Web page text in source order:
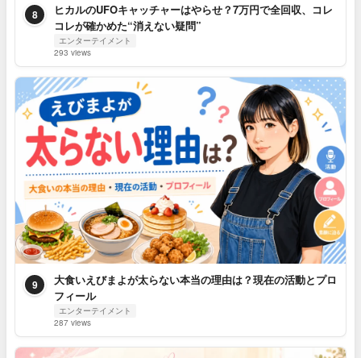
8
ヒカルのUFOキャッチャーはやらせ？7万円で全回収、コレ
コレが確かめた“消えない疑問”
エンターテイメント
293 views
9
大食いえびまよが太らない本当の理由は？現在の活動とプロ
フィール
エンターテイメント
287 views